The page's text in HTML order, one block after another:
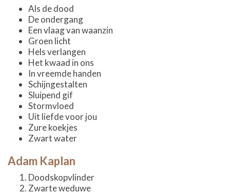
Als de dood
De ondergang
Een vlaag van waanzin
Groen licht
Hels verlangen
Het kwaad in ons
In vreemde handen
Schijngestalten
Sluipend gif
Stormvloed
Uit liefde voor jou
Zure koekjes
Zwart water
Adam Kaplan
Doodskopvlinder
Zwarte weduwe